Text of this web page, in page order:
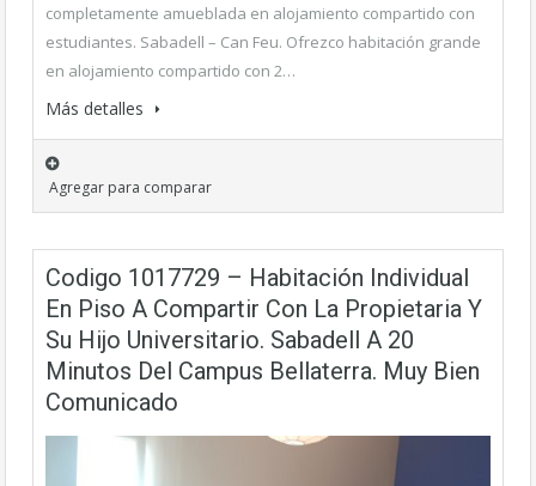
completamente amueblada en alojamiento compartido con
estudiantes. Sabadell – Can Feu. Ofrezco habitación grande
en alojamiento compartido con 2…
Más detalles
Agregar para comparar
Codigo 1017729 – Habitación Individual
En Piso A Compartir Con La Propietaria Y
Su Hijo Universitario. Sabadell A 20
Minutos Del Campus Bellaterra. Muy Bien
Comunicado